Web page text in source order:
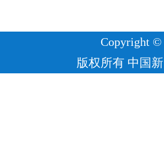
Copyright ©
版权所有 中国